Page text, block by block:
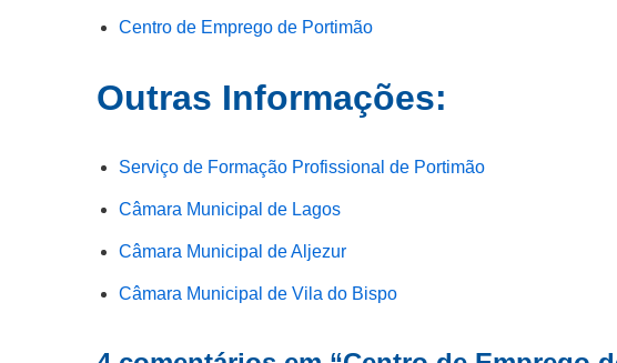
Centro de Emprego de Portimão
Outras Informações:
Serviço de Formação Profissional de Portimão
Câmara Municipal de Lagos
Câmara Municipal de Aljezur
Câmara Municipal de Vila do Bispo